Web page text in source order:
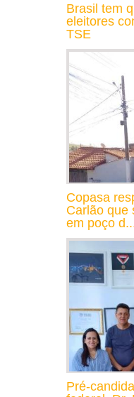
Brasil tem
eleitores
TSE
Copasa
Carlão que
em poço
Pré-